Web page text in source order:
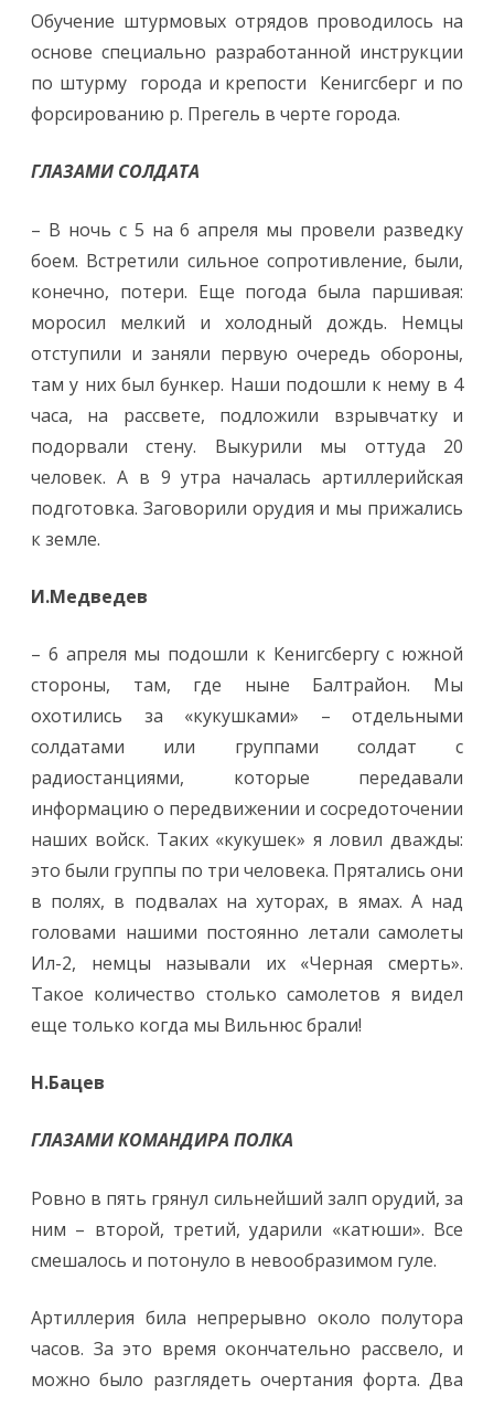
Обучение штурмовых отрядов проводилось на
основе специально разработанной инструкции
по штурму города и крепости Кенигсберг и по
форсированию р. Прегель в черте города.
ГЛАЗАМИ СОЛДАТА
– В ночь с 5 на 6 апреля мы провели разведку
боем. Встретили сильное сопротивление, были,
конечно, потери. Еще погода была паршивая:
моросил мелкий и холодный дождь. Немцы
отступили и заняли первую очередь обороны,
там у них был бункер. Наши подошли к нему в 4
часа, на рассвете, подложили взрывчатку и
подорвали стену. Выкурили мы оттуда 20
человек. А в 9 утра началась артиллерийская
подготовка. Заговорили орудия и мы прижались
к земле.
И.Медведев
– 6 апреля мы подошли к Кенигсбергу с южной
стороны, там, где ныне Балтрайон. Мы
охотились за «кукушками» – отдельными
солдатами или группами солдат с
радиостанциями, которые передавали
информацию о передвижении и сосредоточении
наших войск. Таких «кукушек» я ловил дважды:
это были группы по три человека. Прятались они
в полях, в подвалах на хуторах, в ямах. А над
головами нашими постоянно летали самолеты
Ил-2, немцы называли их «Черная смерть».
Такое количество столько самолетов я видел
еще только когда мы Вильнюс брали!
Н.Бацев
ГЛАЗАМИ КОМАНДИРА ПОЛКА
Ровно в пять грянул сильнейший залп орудий, за
ним – второй, третий, ударили «катюши». Все
смешалось и потонуло в невообразимом гуле.
Артиллерия била непрерывно около полутора
часов. За это время окончательно рассвело, и
можно было разглядеть очертания форта. Два